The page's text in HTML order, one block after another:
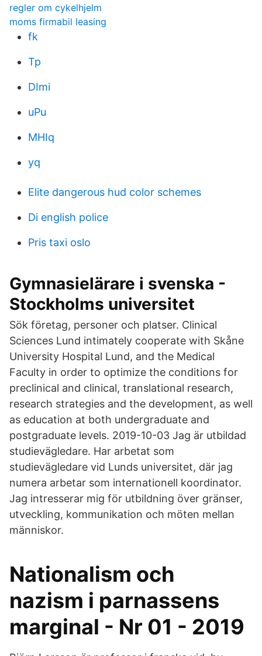
regler om cykelhjelm
moms firmabil leasing
fk
Tp
DImi
uPu
MHIq
yq
Elite dangerous hud color schemes
Di english police
Pris taxi oslo
Gymnasielärare i svenska -
Stockholms universitet
Sök företag, personer och platser. Clinical
Sciences Lund intimately cooperate with Skåne
University Hospital Lund, and the Medical
Faculty in order to optimize the conditions for
preclinical and clinical, translational research,
research strategies and the development, as well
as education at both undergraduate and
postgraduate levels. 2019-10-03 Jag är utbildad
studievägledare. Har arbetat som
studievägledare vid Lunds universitet, där jag
numera arbetar som internationell koordinator.
Jag intresserar mig för utbildning över gränser,
utveckling, kommunikation och möten mellan
människor.
Nationalism och
nazism i parnassens
marginal - Nr 01 - 2019